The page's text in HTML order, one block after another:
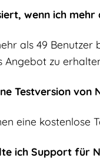
wenn ich
als 49
Angebot zu
Testversion von
eine kostenlose
ich Support für